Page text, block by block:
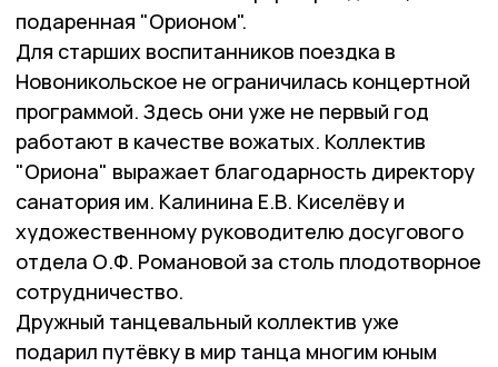
подаренная "Орионом".
Для старших воспитанников поездка в
Новоникольское не ограничилась концертной
программой. Здесь они уже не первый год
работают в качестве вожатых. Коллектив
"Ориона" выражает благодарность директору
санатория им. Калинина Е.В. Киселёву и
художественному руководителю досугового
отдела О.Ф. Романовой за столь плодотворное
сотрудничество.
Дружный танцевальный коллектив уже
подарил путёвку в мир танца многим юным